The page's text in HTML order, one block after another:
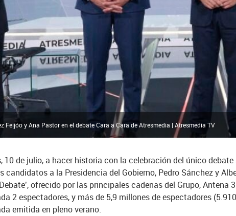
Feijóo y Ana Pastor en el debate Cara a Cara de Atresmedia | Atresmedia TV
10 de julio, a hacer historia con la celebración del único
a la Presidencia del Gobierno, Pedro Sánchez y
ofrecido por las principales cadenas del Grupo,
2 espectadores, y más de 5,9 millones de espectadores
emitida en pleno verano.